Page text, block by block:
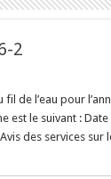
2
de l’eau pour
est le suivant :
des services